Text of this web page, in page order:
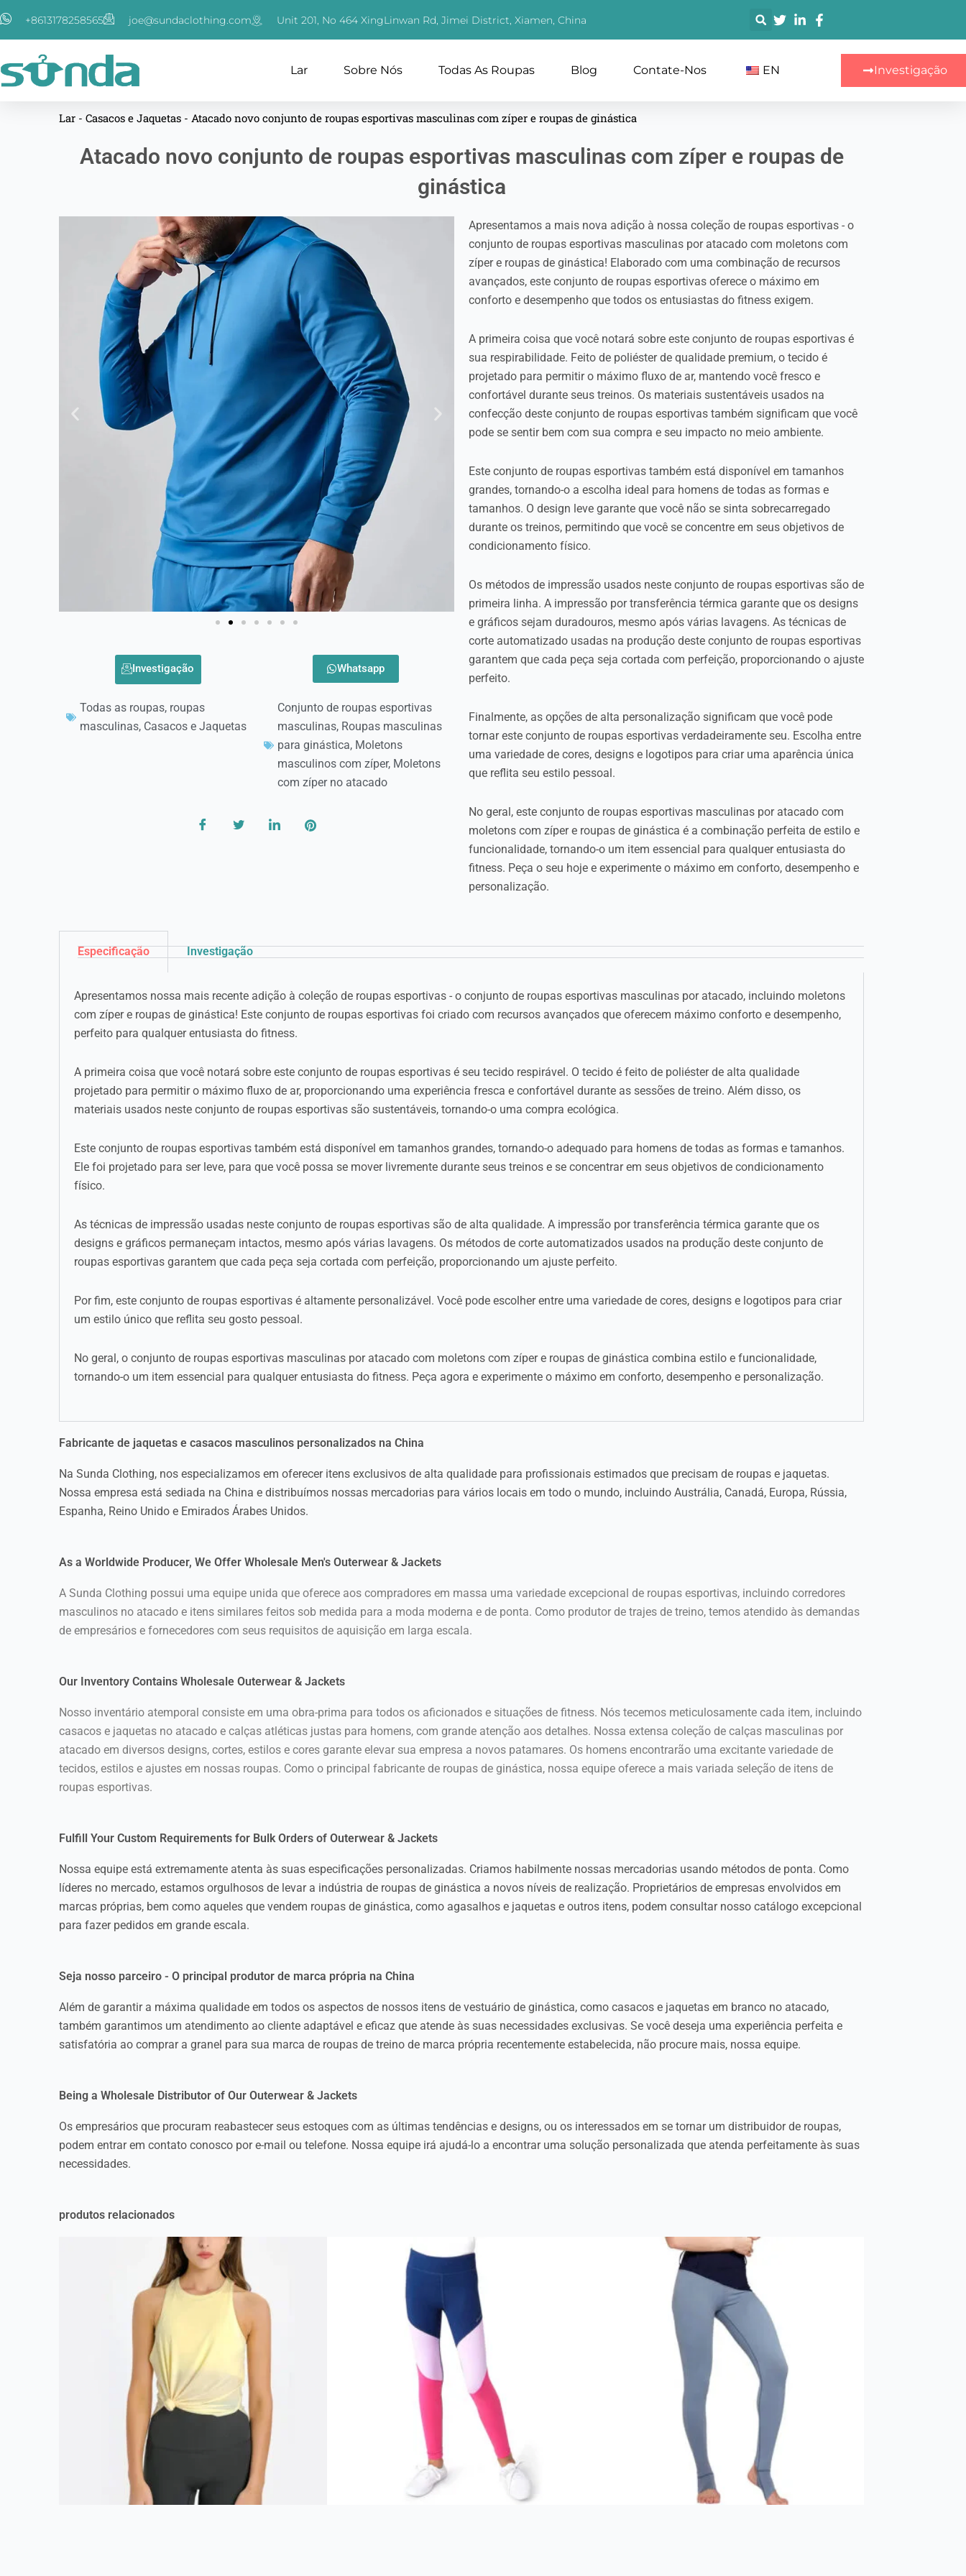
至
容
+8613178258565 joe@sundaclothing.com Unit 201, No 464 XingLinwan Rd, Jimei District, Xiamen, China 搜
索
Lar Sobre Nós Todas As Roupas Blog Contate-Nos EN Investigação
Lar - Casacos e Jaquetas - Atacado novo conjunto de roupas esportivas masculinas com zíper e roupas de ginástica
Atacado novo conjunto de roupas esportivas masculinas com zíper e roupas de
ginástica
Investigação Whatsapp
Todas as roupas, roupas
masculinas, Casacos e Jaquetas
Conjunto de roupas esportivas
masculinas, Roupas masculinas
para ginástica, Moletons
masculinos com zíper, Moletons
com zíper no atacado
Apresentamos a mais nova adição à nossa coleção de roupas esportivas - o
conjunto de roupas esportivas masculinas por atacado com moletons com
zíper e roupas de ginástica! Elaborado com uma combinação de recursos
avançados, este conjunto de roupas esportivas oferece o máximo em
conforto e desempenho que todos os entusiastas do fitness exigem.
A primeira coisa que você notará sobre este conjunto de roupas esportivas é
sua respirabilidade. Feito de poliéster de qualidade premium, o tecido é
projetado para permitir o máximo fluxo de ar, mantendo você fresco e
confortável durante seus treinos. Os materiais sustentáveis usados na
confecção deste conjunto de roupas esportivas também significam que você
pode se sentir bem com sua compra e seu impacto no meio ambiente.
Este conjunto de roupas esportivas também está disponível em tamanhos
grandes, tornando-o a escolha ideal para homens de todas as formas e
tamanhos. O design leve garante que você não se sinta sobrecarregado
durante os treinos, permitindo que você se concentre em seus objetivos de
condicionamento físico.
Os métodos de impressão usados neste conjunto de roupas esportivas são de
primeira linha. A impressão por transferência térmica garante que os designs
e gráficos sejam duradouros, mesmo após várias lavagens. As técnicas de
corte automatizado usadas na produção deste conjunto de roupas esportivas
garantem que cada peça seja cortada com perfeição, proporcionando o ajuste
perfeito.
Finalmente, as opções de alta personalização significam que você pode
tornar este conjunto de roupas esportivas verdadeiramente seu. Escolha entre
uma variedade de cores, designs e logotipos para criar uma aparência única
que reflita seu estilo pessoal.
No geral, este conjunto de roupas esportivas masculinas por atacado com
moletons com zíper e roupas de ginástica é a combinação perfeita de estilo e
funcionalidade, tornando-o um item essencial para qualquer entusiasta do
fitness. Peça o seu hoje e experimente o máximo em conforto, desempenho e
personalização.
Especificação Investigação
Apresentamos nossa mais recente adição à coleção de roupas esportivas - o conjunto de roupas esportivas masculinas por atacado, incluindo moletons
com zíper e roupas de ginástica! Este conjunto de roupas esportivas foi criado com recursos avançados que oferecem máximo conforto e desempenho,
perfeito para qualquer entusiasta do fitness.
A primeira coisa que você notará sobre este conjunto de roupas esportivas é seu tecido respirável. O tecido é feito de poliéster de alta qualidade
projetado para permitir o máximo fluxo de ar, proporcionando uma experiência fresca e confortável durante as sessões de treino. Além disso, os
materiais usados neste conjunto de roupas esportivas são sustentáveis, tornando-o uma compra ecológica.
Este conjunto de roupas esportivas também está disponível em tamanhos grandes, tornando-o adequado para homens de todas as formas e tamanhos.
Ele foi projetado para ser leve, para que você possa se mover livremente durante seus treinos e se concentrar em seus objetivos de condicionamento
físico.
As técnicas de impressão usadas neste conjunto de roupas esportivas são de alta qualidade. A impressão por transferência térmica garante que os
designs e gráficos permaneçam intactos, mesmo após várias lavagens. Os métodos de corte automatizados usados na produção deste conjunto de
roupas esportivas garantem que cada peça seja cortada com perfeição, proporcionando um ajuste perfeito.
Por fim, este conjunto de roupas esportivas é altamente personalizável. Você pode escolher entre uma variedade de cores, designs e logotipos para criar
um estilo único que reflita seu gosto pessoal.
No geral, o conjunto de roupas esportivas masculinas por atacado com moletons com zíper e roupas de ginástica combina estilo e funcionalidade,
tornando-o um item essencial para qualquer entusiasta do fitness. Peça agora e experimente o máximo em conforto, desempenho e personalização.
Fabricante de jaquetas e casacos masculinos personalizados na China
Na Sunda Clothing, nos especializamos em oferecer itens exclusivos de alta qualidade para profissionais estimados que precisam de roupas e jaquetas.
Nossa empresa está sediada na China e distribuímos nossas mercadorias para vários locais em todo o mundo, incluindo Austrália, Canadá, Europa, Rússia,
Espanha, Reino Unido e Emirados Árabes Unidos.
As a Worldwide Producer, We Offer Wholesale Men's Outerwear & Jackets
A Sunda Clothing possui uma equipe unida que oferece aos compradores em massa uma variedade excepcional de roupas esportivas, incluindo corredores
masculinos no atacado e itens similares feitos sob medida para a moda moderna e de ponta. Como produtor de trajes de treino, temos atendido às demandas
de empresários e fornecedores com seus requisitos de aquisição em larga escala.
Our Inventory Contains Wholesale Outerwear & Jackets
Nosso inventário atemporal consiste em uma obra-prima para todos os aficionados e situações de fitness. Nós tecemos meticulosamente cada item, incluindo
casacos e jaquetas no atacado e calças atléticas justas para homens, com grande atenção aos detalhes. Nossa extensa coleção de calças masculinas por
atacado em diversos designs, cortes, estilos e cores garante elevar sua empresa a novos patamares. Os homens encontrarão uma excitante variedade de
tecidos, estilos e ajustes em nossas roupas. Como o principal fabricante de roupas de ginástica, nossa equipe oferece a mais variada seleção de itens de
roupas esportivas.
Fulfill Your Custom Requirements for Bulk Orders of Outerwear & Jackets
Nossa equipe está extremamente atenta às suas especificações personalizadas. Criamos habilmente nossas mercadorias usando métodos de ponta. Como
líderes no mercado, estamos orgulhosos de levar a indústria de roupas de ginástica a novos níveis de realização. Proprietários de empresas envolvidos em
marcas próprias, bem como aqueles que vendem roupas de ginástica, como agasalhos e jaquetas e outros itens, podem consultar nosso catálogo excepcional
para fazer pedidos em grande escala.
Seja nosso parceiro - O principal produtor de marca própria na China
Além de garantir a máxima qualidade em todos os aspectos de nossos itens de vestuário de ginástica, como casacos e jaquetas em branco no atacado,
também garantimos um atendimento ao cliente adaptável e eficaz que atende às suas necessidades exclusivas. Se você deseja uma experiência perfeita e
satisfatória ao comprar a granel para sua marca de roupas de treino de marca própria recentemente estabelecida, não procure mais, nossa equipe.
Being a Wholesale Distributor of Our Outerwear & Jackets
Os empresários que procuram reabastecer seus estoques com as últimas tendências e designs, ou os interessados em se tornar um distribuidor de roupas,
podem entrar em contato conosco por e-mail ou telefone. Nossa equipe irá ajudá-lo a encontrar uma solução personalizada que atenda perfeitamente às suas
necessidades.
produtos relacionados